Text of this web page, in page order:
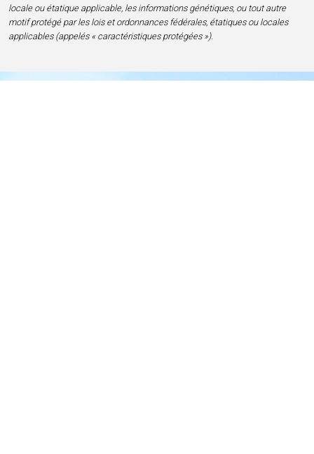
locale ou étatique applicable, les informations génétiques, ou tout autre
motif protégé par les lois et ordonnances fédérales, étatiques ou locales
applicables (appelés « caractéristiques protégées »).